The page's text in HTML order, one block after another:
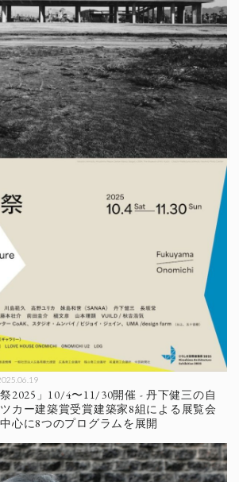
2025」10/4〜11/30開催 - 丹下健三の自
カー建築賞受賞建築家8組による展覧会
心に8つのプログラムを展開